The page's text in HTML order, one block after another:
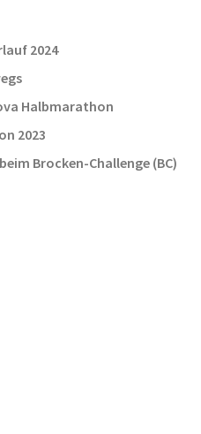
2024
Halbmarathon
2023
Brocken-Challenge (BC)